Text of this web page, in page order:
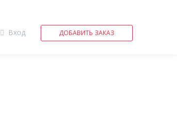
Вход ДОБАВИТЬ ЗАКАЗ